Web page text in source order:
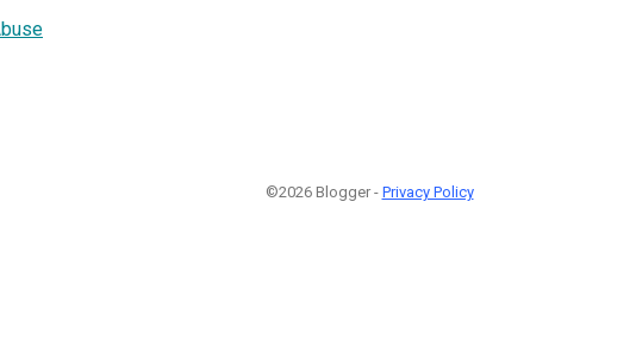
©2026 Blogger - Privacy Policy